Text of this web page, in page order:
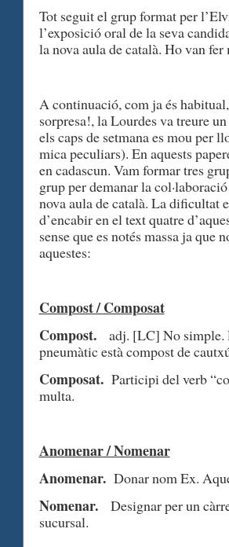
Tot seguit el grup format per
l’exposició oral de la seva
la nova aula de català. Ho van
A continuació, com ja és
sorpresa!, la Lourdes va treure
els caps de setmana es mou per
mica peculiars). En aquests
en cadascun. Vam formar tres
grup per demanar la
nova aula de català. La dificultat
d’encabir en el text quatre
sense que es notés massa ja que
aquestes:
Compost / Composat
Compost.adj. [LC] No simple.
pneumàtic està compost de
Composat. Participi del verb
multa.
Anomenar / Nomenar
Anomenar. Donar nom Ex.
Nomenar.Designar per un
sucursal.